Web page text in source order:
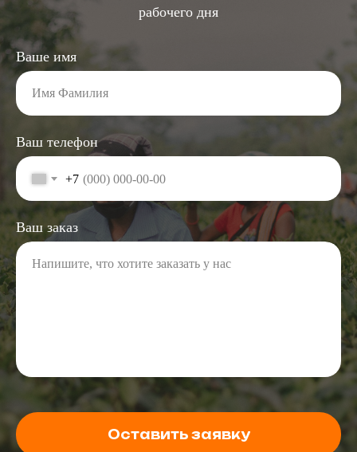
рабочего дня
Ваше имя
Имя Фамилия
Ваш телефон
+7
Ваш заказ
Напишите, что хотите заказать у нас
Оставить заявку